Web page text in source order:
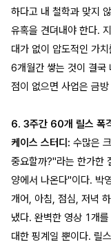
하다고 내 철학과 맞지
유혹을 견뎌내야 한다.
대가 없이 압도적인 가
6개월간 쌓는 것이 결
점이 없으면 사업은 금
6. 3주간 60개 릴스 폭
케이스 스터디: 수많은
중요할까?"라는 한가한
양에서 나온다"이다. 박
개어, 아침, 점심, 저녁
냈다. 완벽한 영상 1개
대한 핑계일 뿐이다. 릴